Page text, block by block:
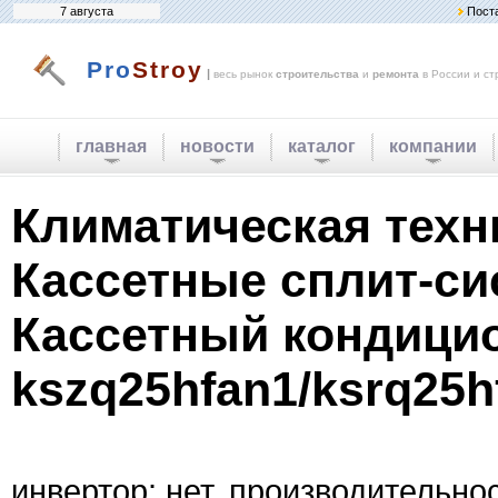
7 августа
ProStroy | весь рынок строительства и ремонта в России и
главная новости каталог компании
Климатическая
Кассетные сплит-
Кассетный
kszq25hfan1/